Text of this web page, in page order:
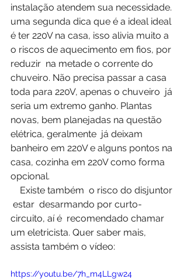
instalação atendem sua necessidade.
uma segunda dica que é a ideal ideal
é ter 220V na casa, isso alivia muito a
o riscos de aquecimento em fios, por
reduzir  na metade o corrente do
chuveiro. Não precisa passar a casa
toda para 220V, apenas o chuveiro  já
seria um extremo ganho. Plantas
novas, bem planejadas na questão
elétrica, geralmente  já deixam
banheiro em 220V e alguns pontos na
casa, cozinha em 220V como forma
opcional.
estar  desarmando por curto-
circuito, aí é  recomendado chamar
um eletricista. Quer saber mais,
assista também o vídeo:
https://youtu.be/7h_m4LLgw24